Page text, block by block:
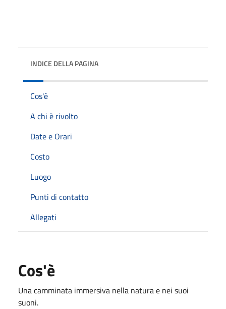
INDICE DELLA PAGINA
Cos'è
A chi è rivolto
Date e Orari
Costo
Luogo
Punti di contatto
Allegati
Cos'è
Una camminata immersiva nella natura e nei suoi
suoni.